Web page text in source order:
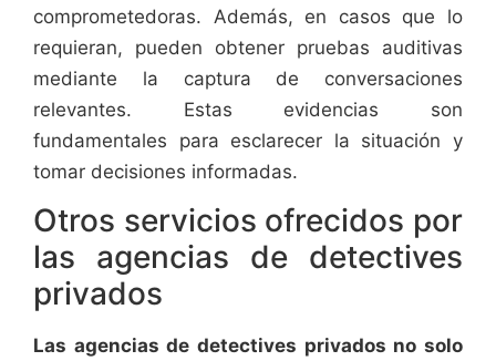
comprometedoras. Además, en casos que lo
requieran, pueden obtener pruebas auditivas
mediante la captura de conversaciones
relevantes. Estas evidencias son
fundamentales para esclarecer la situación y
tomar decisiones informadas.
Otros servicios ofrecidos por
las agencias de detectives
privados
Las agencias de detectives privados no solo